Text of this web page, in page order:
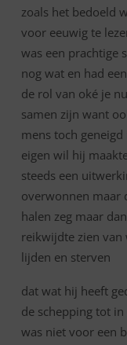
zoals het bedoeld
voor eeuwig te
was een prachtige
nog wat en had
de rol van oké je
samen zijn want
mens toch
eigen wil hij
steeds een
overwonnen maar
halen zeg maar
reikwijdte zien van
lijden en sterven
dat wat hij heeft
de schepping tot
was niet voor een